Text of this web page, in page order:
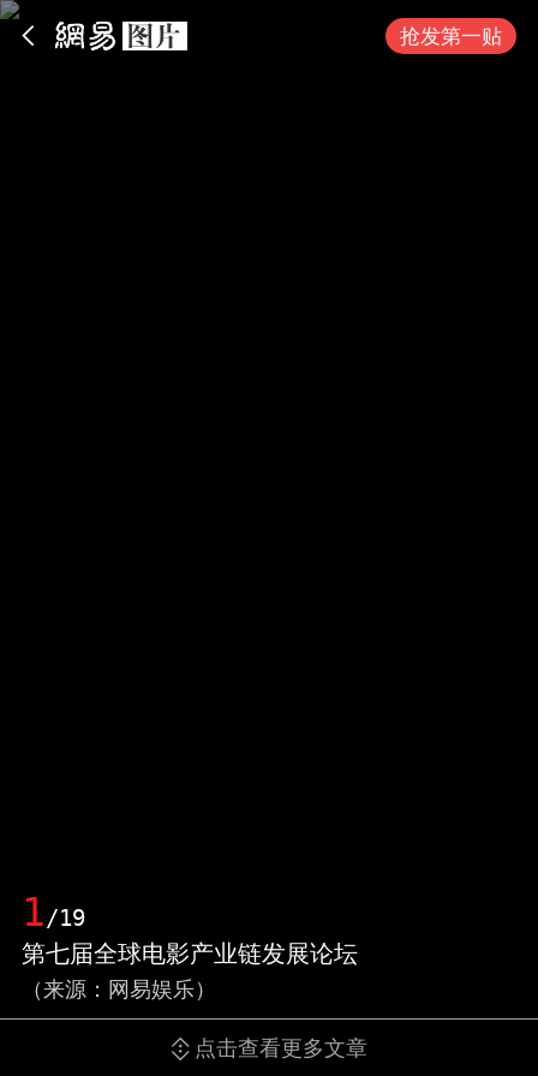
抢发第一贴
1/19
第七届全球电影产业链发展论坛
（来源：网易娱乐）
点击查看更多文章
App内打开